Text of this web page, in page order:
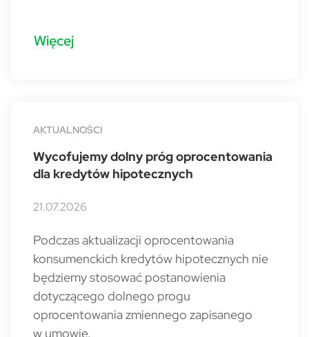
Więcej
AKTUALNOŚCI
Wycofujemy dolny próg oprocentowania
dla kredytów hipotecznych
21.07.2026
Podczas aktualizacji oprocentowania
konsumenckich kredytów hipotecznych nie
będziemy stosować postanowienia
dotyczącego dolnego progu
oprocentowania zmiennego zapisanego
w umowie.